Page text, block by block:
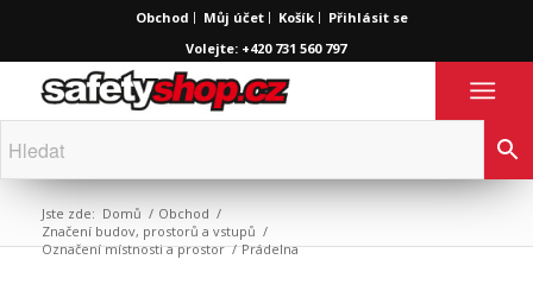
Obchod Můj účet Košík
Přihlásit se
Volejte: +420 731 560 797
Jste zde: Domů / Obchod /
Značení budov, prostorů a vstupů /
Označení místnosti a prostor / Prádelna